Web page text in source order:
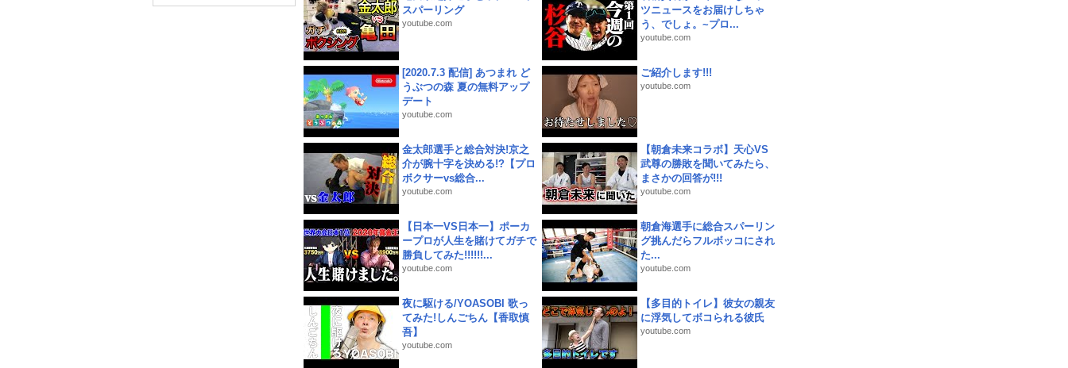
スパーリング
youtube.com
ツニュースをお届けしちゃ
う、でしょ。~プロ...
youtube.com
[2020.7.3 配信] あつまれ ど
うぶつの森 夏の無料アップ
デート
youtube.com
ご紹介します!!!
youtube.com
金太郎選手と総合対決!京之
介が腕十字を決める!?【プロ
ボクサーvs総合...
youtube.com
【朝倉未来コラボ】天心VS
武尊の勝敗を聞いてみたら、
まさかの回答が!!!
youtube.com
【日本一VS日本一】ポーカ
ープロが人生を賭けてガチで
勝負してみた!!!!!!...
youtube.com
朝倉海選手に総合スパーリン
グ挑んだらフルボッコにされ
た...
youtube.com
夜に駆ける/YOASOBI 歌っ
てみた!しんごちん【香取慎
吾】
youtube.com
【多目的トイレ】彼女の親友
に浮気してボコられる彼氏
youtube.com